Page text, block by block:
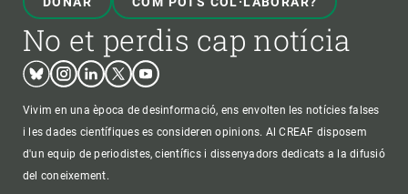
No et perdis cap notícia
BlueskyInstagram
LinkedinTwitterYoutube
Vivim en una època de desinformació, ens envolten les notícies falses
i les dades científiques es consideren opinions. Al CREAF disposem
d'un equip de periodistes, científics i dissenyadors dedicats a la difusió
del coneixement.